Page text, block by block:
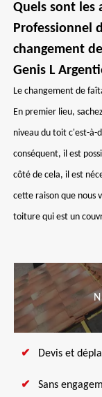
Quels sont les
Professionnel
changement
Genis L
Le changement de
En premier lieu,
niveau du toit c'est-à-
conséquent, il est
côté de cela, il est
cette raison que nous
toiture qui est un
Devis et
Sans